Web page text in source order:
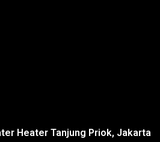
Heater Tanjung Priok, Jakarta